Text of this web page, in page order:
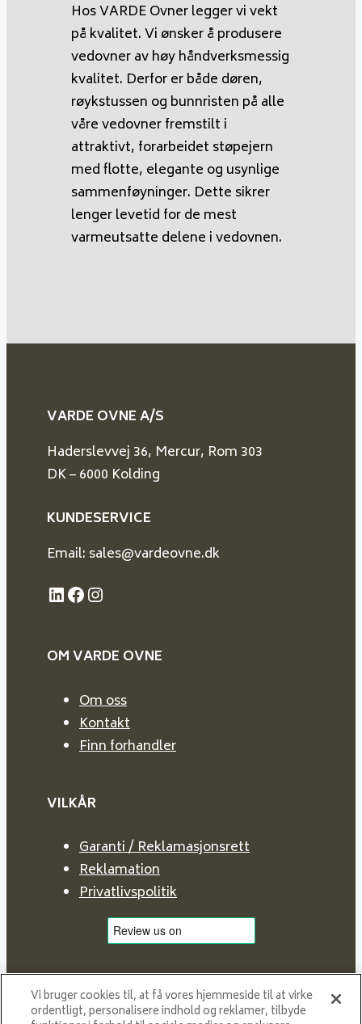
Hos VARDE Ovner legger vi vekt
på kvalitet. Vi ønsker å produsere
vedovner av høy håndverksmessig
kvalitet. Derfor er både døren,
røykstussen og bunnristen på alle
våre vedovner fremstilt i
attraktivt, forarbeidet støpejern
med flotte, elegante og usynlige
sammenføyninger. Dette sikrer
lenger levetid for de mest
varmeutsatte delene i vedovnen.
VARDE OVNE A/S
Haderslevvej 36, Mercur, Rom 303
DK – 6000 Kolding
KUNDESERVICE
Email: sales@vardeovne.dk
LinkedIn
Facebook
Instagram
OM VARDE OVNE
Om oss
Kontakt
Finn forhandler
VILKÅR
Garanti / Reklamasjonsrett
Reklamation
Privatlivspolitik
Vi bruger cookies til, at få vores hjemmeside til at virke
ordentligt, personalisere indhold og reklamer, tilbyde